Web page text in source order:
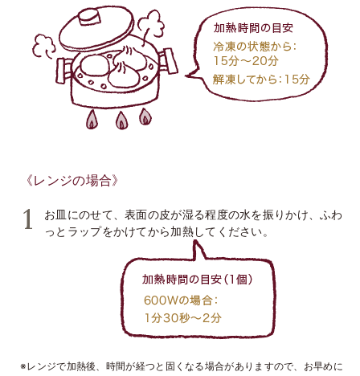
《レンジの場合》
お皿にのせて、表面の皮が湿る程度の水を振りかけ、ふわ
っとラップをかけてから加熱してください。
※レンジで加熱後、時間が経つと固くなる場合がありますので、お早めに